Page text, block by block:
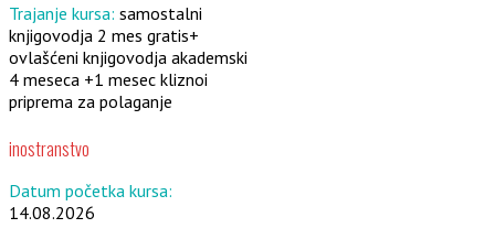
Trajanje kursa: samostalni
knjigovodja 2 mes gratis+
ovlašćeni knjigovodja akademski
4 meseca +1 mesec kliznoi
priprema za polaganje
inostranstvo
Datum početka kursa:
14.08.2026